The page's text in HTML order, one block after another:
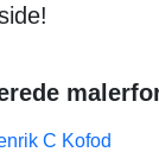
C Kofod